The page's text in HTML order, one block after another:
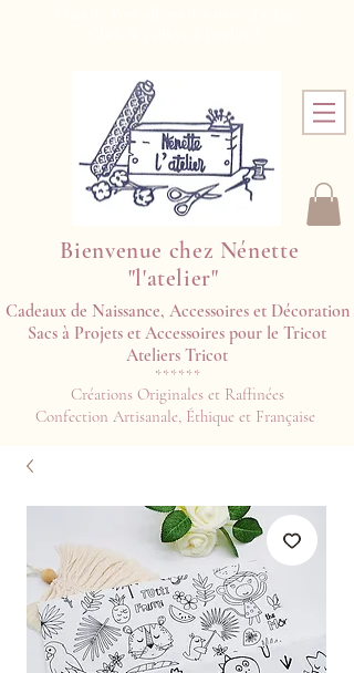
Bienvenue chez Nénette
"l'atelier"
Cadeaux de Naissance, Accessoires et Décoration
Sacs à Projets et Accessoires pour le Tricot
Ateliers Tricot​​
******
Créations Originales et Raffinées
Confection Artisanale, Éthique et Française